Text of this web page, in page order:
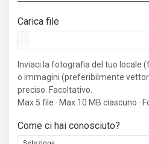
Carica file
Inviaci la fotografia del tuo locale
o immagini (preferibilmente
preciso. Facoltativo.
Max 5 file · Max 10 MB ciascuno ·
Come ci hai conosciuto?